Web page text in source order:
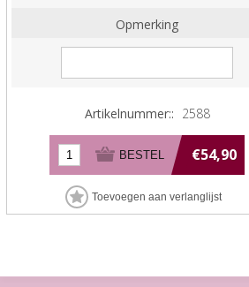
Opmerking
Artikelnummer:: 2588
€54,90